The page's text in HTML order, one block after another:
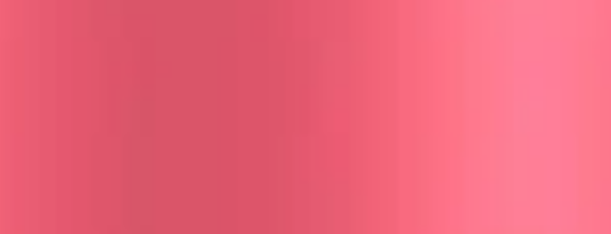
con Reelance. El 84% reporta resultados visibles antes de 6 semanas